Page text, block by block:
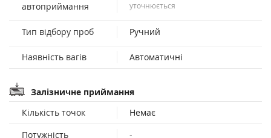
автоприймання
уточнюється
Тип відбору проб Ручний
Наявність вагів Автоматичні
Залізничне приймання
Кількість точок
Немає
Потужність
-